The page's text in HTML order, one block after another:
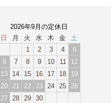
2026年9月の定休日
日
月 火 水 木 金
土
1
2 3 4
5
6
7 8 9 10 11
12
13
14 15 16 17 18
19
20
21 22 23 24 25
26
27
28 29 30